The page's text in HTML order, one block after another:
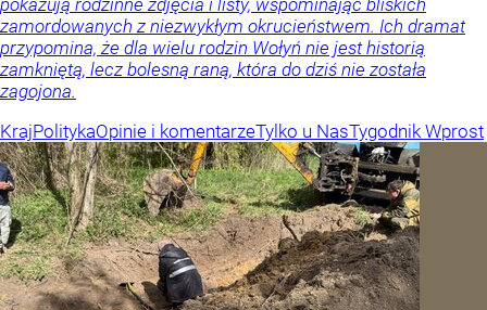
zamordowanych z niezwykłym okrucieństwem. Ich dramat
przypomina, że dla wielu rodzin Wołyń nie jest historią
zamkniętą, lecz bolesną raną, która do dziś nie została
zagojona.
KrajPolitykaOpinie i komentarzeTylko u NasTygodnik Wprost